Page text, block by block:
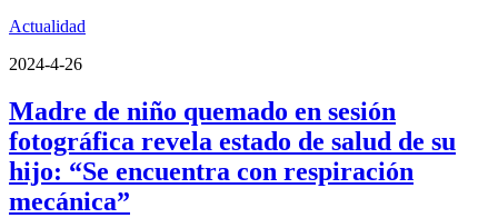
Actualidad
2024-4-26
Madre de niño quemado en sesión
fotográfica revela estado de salud de su
hijo: “Se encuentra con respiración
mecánica”